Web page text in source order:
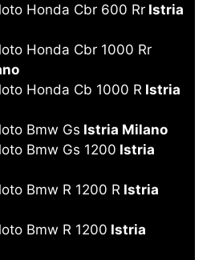
Honda Cbr 600 Rr Istria
Honda Cbr 1000 Rr
Honda Cb 1000 R Istria
Bmw Gs Istria Milano
Bmw Gs 1200 Istria
Bmw R 1200 R Istria
Bmw R 1200 Istria